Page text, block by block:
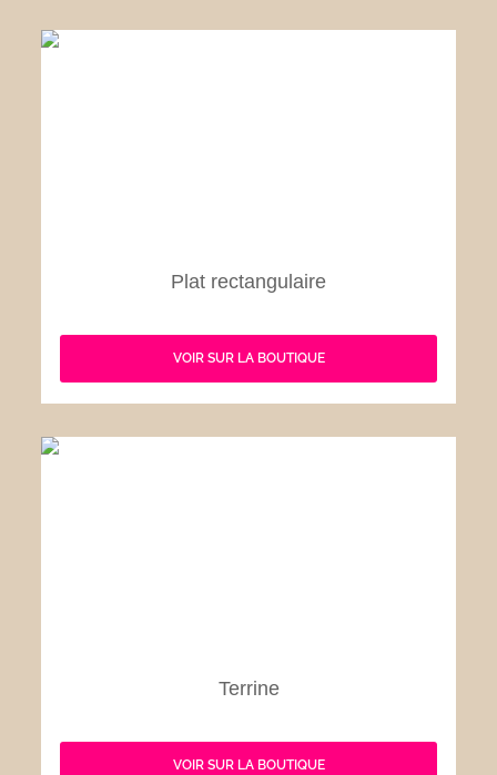
Plat rectangulaire
VOIR SUR LA BOUTIQUE
Terrine
VOIR SUR LA BOUTIQUE